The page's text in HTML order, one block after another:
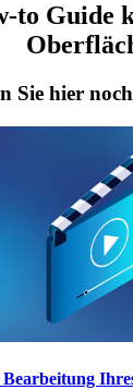
to Guide
Sie hier